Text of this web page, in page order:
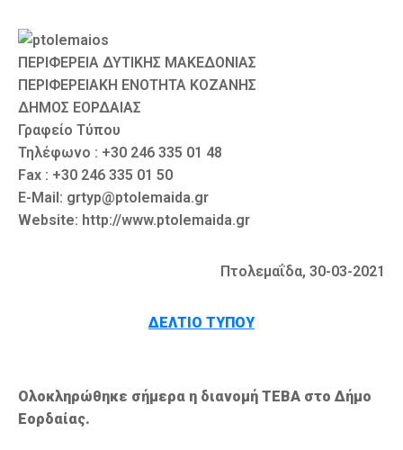
ΠΕΡΙΦΕΡΕΙΑ ΔΥΤΙΚΗΣ ΜΑΚΕΔΟΝΙΑΣ
ΠΕΡΙΦΕΡΕΙΑΚΗ ΕΝΟΤΗΤΑ ΚΟΖΑΝΗΣ
ΔΗΜΟΣ ΕΟΡΔΑΙΑΣ
Γραφείο Τύπου
Τηλέφωνο : +30 246 335 01 48
Fax : +30 246 335 01 50
E-Mail: grtyp@ptolemaida.gr
Website: http://www.ptolemaida.gr
Πτολεμαΐδα, 30-03-2021
ΔΕΛΤΙΟ ΤΥΠΟΥ
Ολοκληρώθηκε σήμερα η διανομή ΤΕΒΑ στο Δήμο
Εορδαίας.